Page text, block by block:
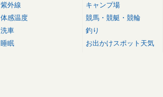
紫外線
体感温度
洗車
睡眠
キャンプ場
競馬・競艇・競輪
釣り
お出かけスポット天気